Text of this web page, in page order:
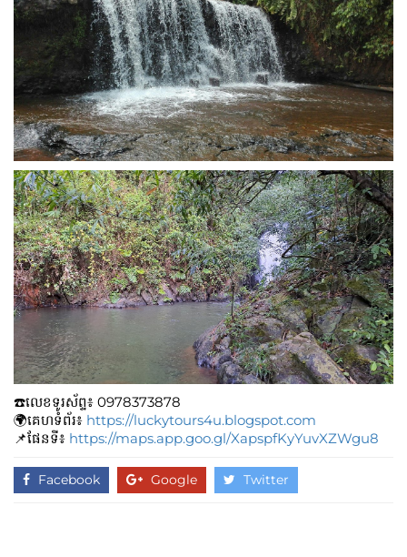
☎️លេខទូរស័ព្ទ៖ 0978373878
🌍គេហទំព័រ៖ https://luckytours4u.blogspot.com
📌ផែនទី៖ https://maps.app.goo.gl/XapspfKyYuvXZWgu8
Facebook Google Twitter